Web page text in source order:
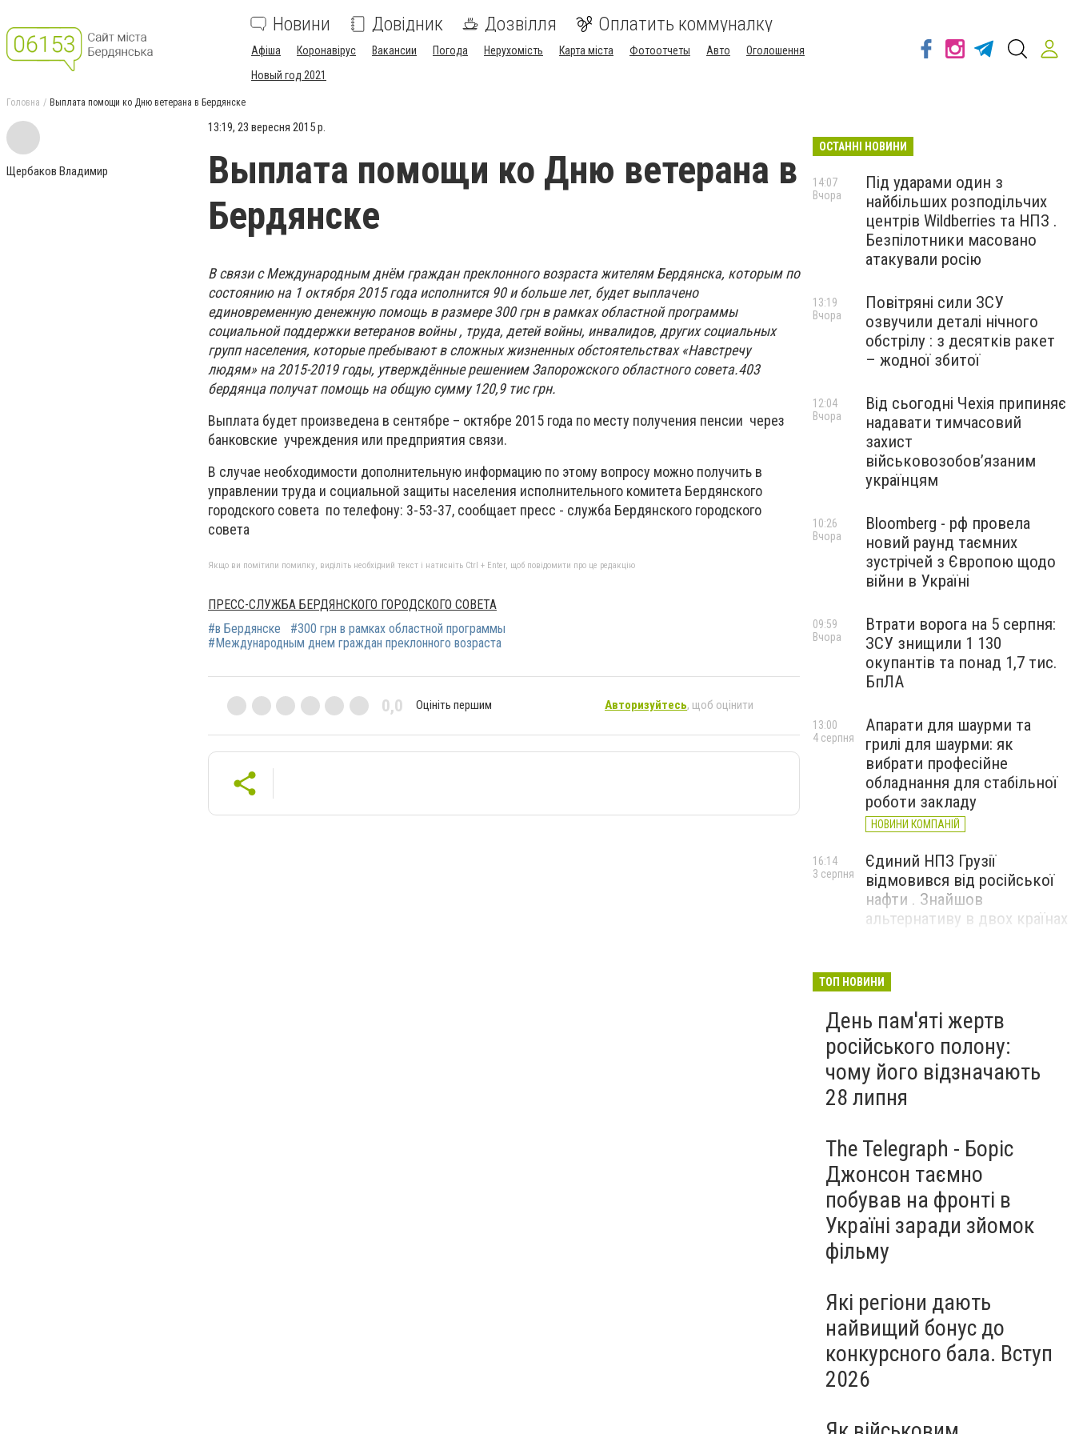
Новини Довідник Дозвілля Оплатить коммуналку
Афіша Коронавірус Вакансии Погода Нерухомість Карта міста Фотоотчеты Авто
Оголошення
Новый год 2021
Головна Выплата помощи ко Дню ветерана в Бердянске
Щербаков Владимир
13:19, 23 вересня 2015 р.
Выплата помощи ко Дню ветерана в
Бердянске
В связи с Международным днём граждан преклонного возраста жителям Бердянска, которым по
состоянию на 1 октября 2015 года исполнится 90 и больше лет, будет выплачено
единовременную денежную помощь в размере 300 грн в рамках областной программы
социальной поддержки ветеранов войны , труда, детей войны, инвалидов, других социальных
групп населения, которые пребывают в сложных жизненных обстоятельствах «Навстречу
людям» на 2015-2019 годы, утверждённые решением Запорожского областного совета.403
бердянца получат помощь на общую сумму 120,9 тис грн.
Выплата будет произведена в сентябре – октябре 2015 года по месту получения пенсии через
банковские учреждения или предприятия связи.
В случае необходимости дополнительную информацию по этому вопросу можно получить в
управлении труда и социальной защиты населения исполнительного комитета Бердянского
городского совета по телефону: 3-53-37, сообщает пресс - служба Бердянского городского
совета
Якщо ви помітили помилку, виділіть необхідний текст і натисніть Ctrl + Enter, щоб повідомити про це редакцію
ПРЕСС-СЛУЖБА БЕРДЯНСКОГО ГОРОДСКОГО СОВЕТА
#в Бердянске
#300 грн в рамках областной программы
#Международным днем граждан преклонного возраста
0,0 Оцініть першим Авторизуйтесь, щоб оцінити
ОСТАННІ НОВИНИ
Під ударами один з
найбільших розподільчих
центрів Wildberries та НПЗ .
Безпілотники масовано
атакували росію
14:07
Вчора
Повітряні сили ЗСУ
озвучили деталі нічного
обстрілу : з десятків ракет
– жодної збитої
13:19
Вчора
Від сьогодні Чехія припиняє
надавати тимчасовий
захист
військовозобов’язаним
українцям
12:04
Вчора
Bloomberg - рф провела
новий раунд таємних
зустрічей з Європою щодо
війни в Україні
10:26
Вчора
Втрати ворога на 5 серпня:
ЗСУ знищили 1 130
окупантів та понад 1,7 тис.
БпЛА
09:59
Вчора
Апарати для шаурми та
грилі для шаурми: як
вибрати професійне
обладнання для стабільної
роботи закладу
НОВИНИ КОМПАНІЙ
13:00
4 серпня
Єдиний НПЗ Грузії
відмовився від російської
нафти . Знайшов
альтернативу в двох країнах
16:14
3 серпня
ЗСУ на Wildberries . 200 млрд
рф
3 серпня
ТОП НОВИНИ
День пам'яті жертв
російського полону:
чому його відзначають
28 липня
The Telegraph - Боріс
Джонсон таємно
побував на фронті в
Україні заради зйомок
фільму
Які регіони дають
найвищий бонус до
конкурсного бала. Вступ
2026